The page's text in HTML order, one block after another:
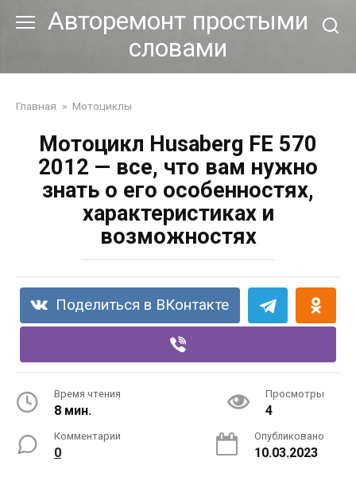
Авторемонт простыми
словами
Главная » Мотоциклы
Мотоцикл Husaberg FE 570
2012 — все, что вам нужно
знать о его особенностях,
характеристиках и
возможностях
Поделиться в ВКонтакте
Время чтения
8 мин.
Просмотры
4
Комментарии
0
Опубликовано
10.03.2023